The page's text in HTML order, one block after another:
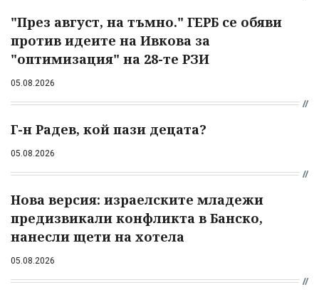
"През август, на тъмно." ГЕРБ се обяви
против идеите на Ивкова за
"оптимизация" на 28-те РЗИ
05.08.2026
Г-н Радев, кой пази децата?
05.08.2026
Нова версия: израелските младежи
предизвикали конфликта в Банско,
нанесли щети на хотела
05.08.2026